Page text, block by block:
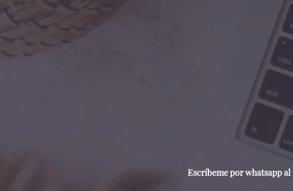
Escríbeme por whatsapp al